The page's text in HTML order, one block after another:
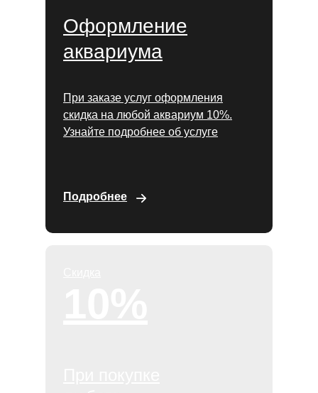
Оформление
аквариума
При заказе услуг оформления
скидка на любой аквариум 10%.
Узнайте подробнее об услуге
Подробнее